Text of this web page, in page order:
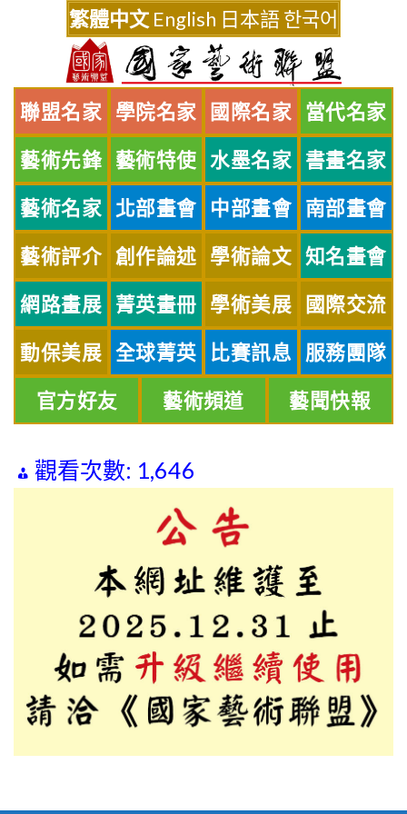
繁體中文 English 日本語한국어
聯盟名家 學院名家 國際名家 當代名家
藝術先鋒 藝術特使 水墨名家 書畫名家
藝術名家 北部畫會 中部畫會 南部畫會
藝術評介 創作論述 學術論文 知名畫會
網路畫展 菁英畫冊 學術美展 國際交流
動保美展 全球菁英 比賽訊息 服務團隊
官方好友 藝術頻道 藝聞快報
觀看次數: 1,646